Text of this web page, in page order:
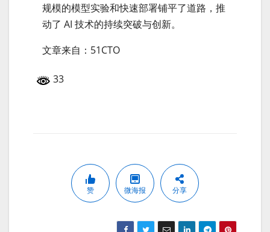
规模的模型实验和快速部署铺平了道路，推
动了 AI 技术的持续突破与创新。
文章来自：51CTO
33
赞 微海报 分享